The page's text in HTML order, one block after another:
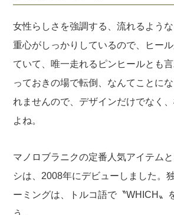
女性らしさを強調する、流れるような
重心がしっかりしているので、ヒー
ていて、唯一走れるピンヒールとも
っておきの場で転倒、なんてことに
れませんので、デザインだけでなく
よね。
マノロブラニクの定番人気アイテム
シは、2008年にデビューしました。
ーミングは、トルコ語で〝WHICH〟